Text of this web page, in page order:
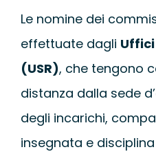
Le nomine dei
effettuate dagli
(USR), che tengono
distanza dalla sede
degli incarichi,
insegnata e disciplina